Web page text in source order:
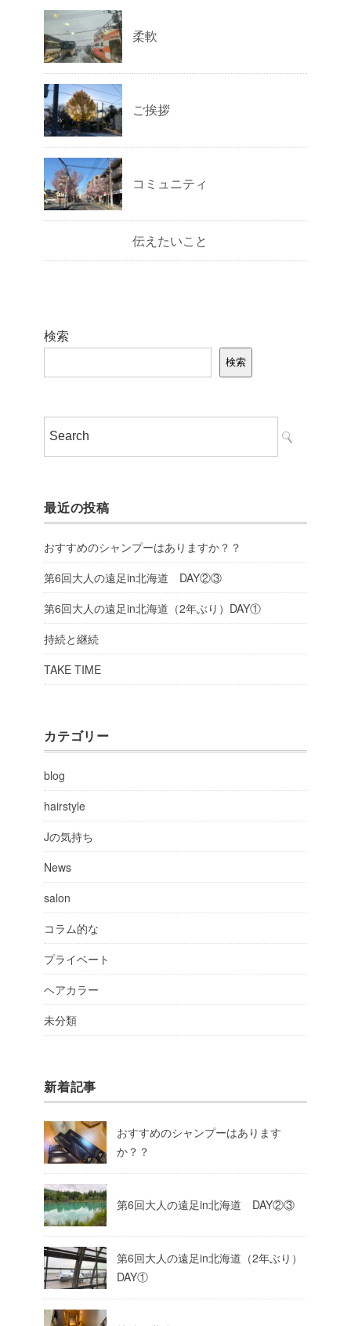
柔軟
ご挨拶
コミュニティ
伝えたいこと
検索
検索
最近の投稿
おすすめのシャンプーはありますか？？
第6回大人の遠足in北海道 DAY②③
第6回大人の遠足in北海道（2年ぶり）DAY①
持続と継続
TAKE TIME
カテゴリー
blog
hairstyle
Jの気持ち
News
salon
コラム的な
プライベート
ヘアカラー
未分類
新着記事
おすすめのシャンプーはあります
か？？
第6回大人の遠足in北海道 DAY②③
第6回大人の遠足in北海道（2年ぶり）
DAY①